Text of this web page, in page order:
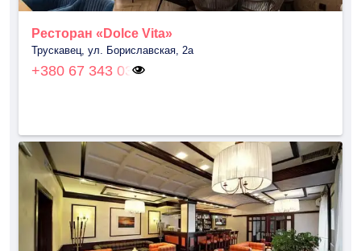
Ресторан «Dolce Vita»
Трускавец, ул. Бориславская, 2а
+380 67 343 03